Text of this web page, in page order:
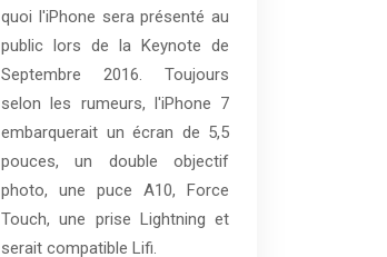
quoi l'iPhone sera présenté au
public lors de la Keynote de
Septembre 2016. Toujours
selon les rumeurs, l'iPhone 7
embarquerait un écran de 5,5
pouces, un double objectif
photo, une puce A10, Force
Touch, une prise Lightning et
serait compatible Lifi.